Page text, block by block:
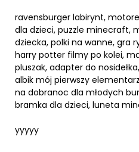
ravensburger labirynt,
dla dzieci, puzzle minecraft,
dziecka, polki na wanne, gra
harry potter filmy po kolei,
pluszak, adapter do
albik mój pierwszy
na dobranoc dla młodych
bramka dla dzieci, luneta
yyyyy